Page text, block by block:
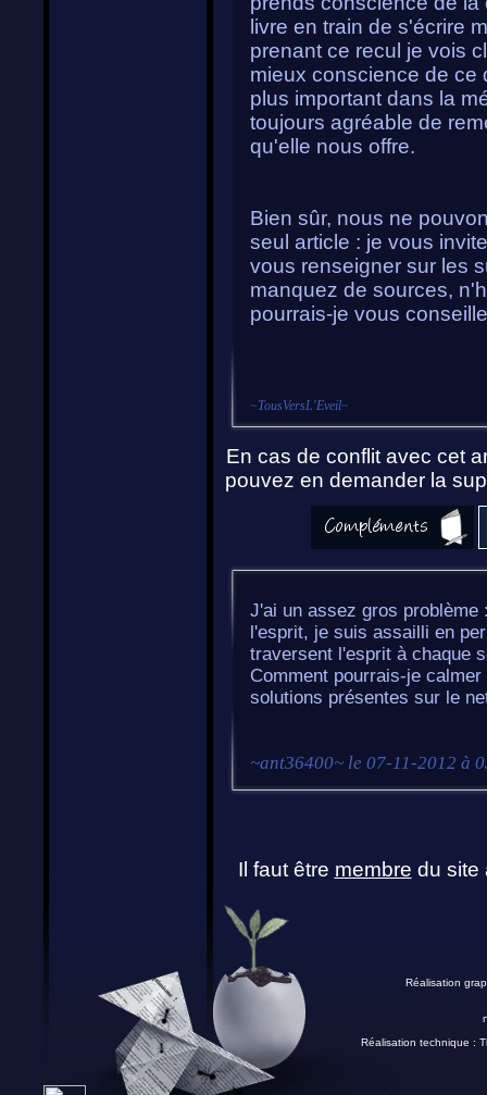
livre en train de s'écrire
prenant ce recul je vois
mieux conscience de ce
plus important dans la
toujours agréable de
qu'elle nous offre.
Bien sûr, nous ne
seul article : je vous
vous renseigner sur les
manquez de sources,
pourrais-je vous
~TousVersL'Eveil~
En cas de conflit avec cet
pouvez en demander la
J'ai un assez gros problème
l'esprit, je suis assailli en
traversent l'esprit à chaque
Comment pourrais-je
solutions présentes sur le
~ant36400~ le 07-11-2012 à
Il faut être membre du site
Réalisation
Réalisation technique :